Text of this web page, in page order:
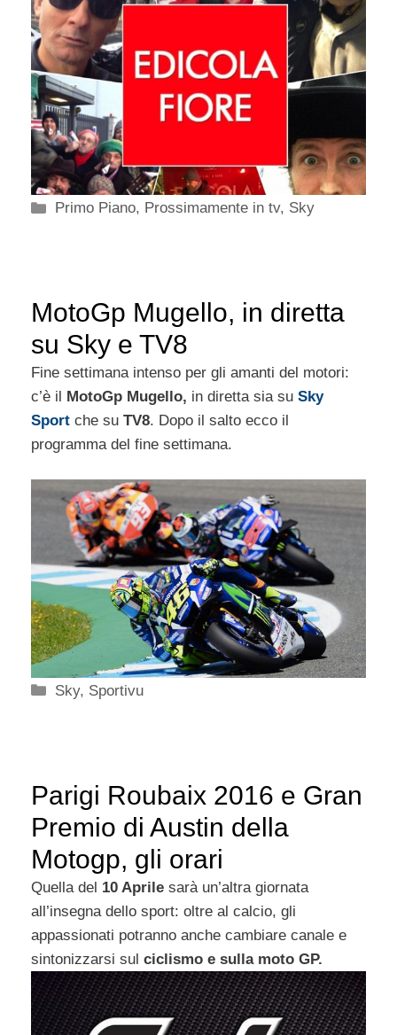
Categorie
Primo Piano, Prossimamente in tv, Sky
MotoGp Mugello, in diretta
su Sky e TV8
Fine settimana intenso per gli amanti del motori:
c’è il
MotoGp Mugello, in diretta sia su Sky
Sport che su TV8. Dopo il salto ecco il
programma del fine settimana.
Categorie
Sky, Sportivu
Parigi Roubaix 2016 e Gran
Premio di Austin della
Motogp, gli orari
Quella del 10 Aprile sarà un’altra giornata
all’insegna dello sport: oltre al calcio, gli
appassionati potranno anche cambiare canale e
sintonizzarsi sul ciclismo e sulla moto GP.